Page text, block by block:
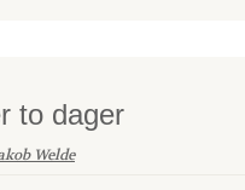
to dager
Welde